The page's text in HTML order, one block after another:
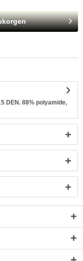
DEN. 88% polyamide,